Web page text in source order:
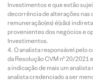
Investimentos e que estão
decorrência de alterações nas
remuneração(es) é(são)
provenientes dos negócios e
Investimentos.
O analista responsável pelo
da Resolução CVM nº 20/2021
a indicação de mais um
analista credenciado a ser